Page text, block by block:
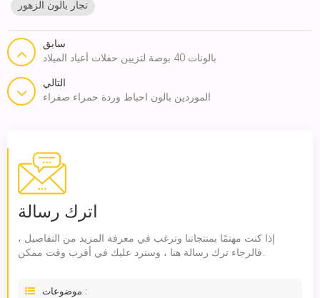
تجار بالون الزهور
سابق
بالونات 40 بوصة لتزيين حفلات أعياد الميلاد
التالي
الموردين بالون احباط وردة حمراء صفراء
اترك رسالة
إذا كنت مهتمًا بمنتجاتنا وترغب في معرفة المزيد من التفاصيل ،
فالرجاء ترك رسالة هنا ، وسنرد عليك في أقرب وقت ممكن.
موضوعات :